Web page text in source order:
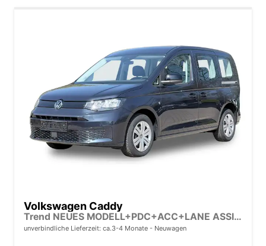
Volkswagen Caddy
Trend NEUES MODELL+PDC+ACC+LANE ASSIST
unverbindliche Lieferzeit: ca.3-4 Monate Neuwagen